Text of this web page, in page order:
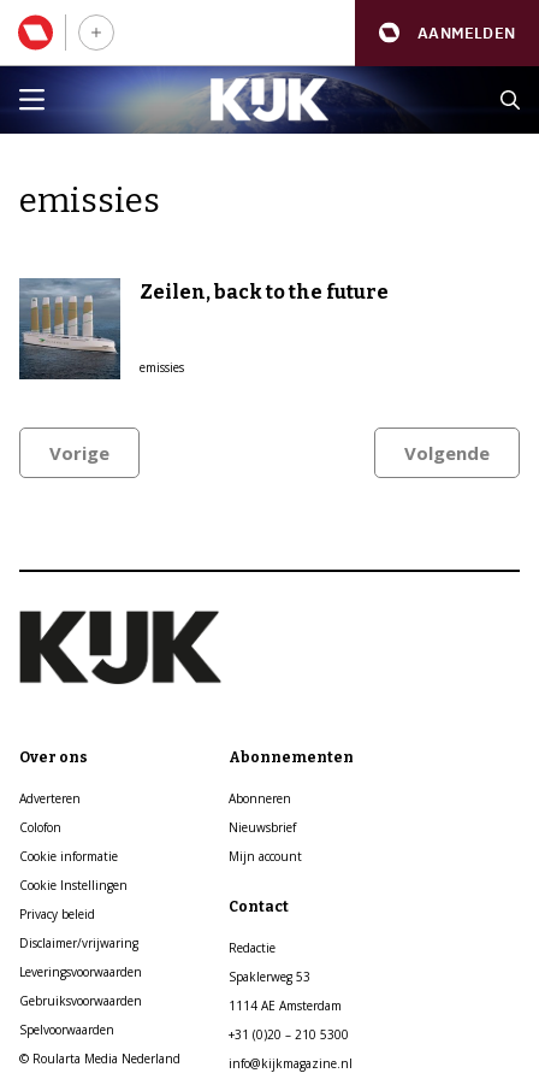
AANMELDEN
emissies
Zeilen, back to the future
emissies
Vorige Volgende
Over ons
Adverteren
Colofon
Cookie informatie
Cookie Instellingen
Privacy beleid
Disclaimer/vrijwaring
Leveringsvoorwaarden
Gebruiksvoorwaarden
Spelvoorwaarden
© Roularta Media Nederland
Abonnementen
Abonneren
Nieuwsbrief
Mijn account
Contact
Redactie
Spaklerweg 53
1114 AE Amsterdam
+31 (0)20 – 210 5300
info@kijkmagazine.nl